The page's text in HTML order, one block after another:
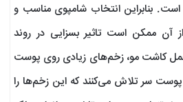
بنابراین انتخاب شامپوی مناسب و
آن ممکن است تاثیر بسزایی در روند
عمل کاشت مو، زخم‌های زیادی روی پوست
سر تلاش می‌کنند که این زخم‌ها را